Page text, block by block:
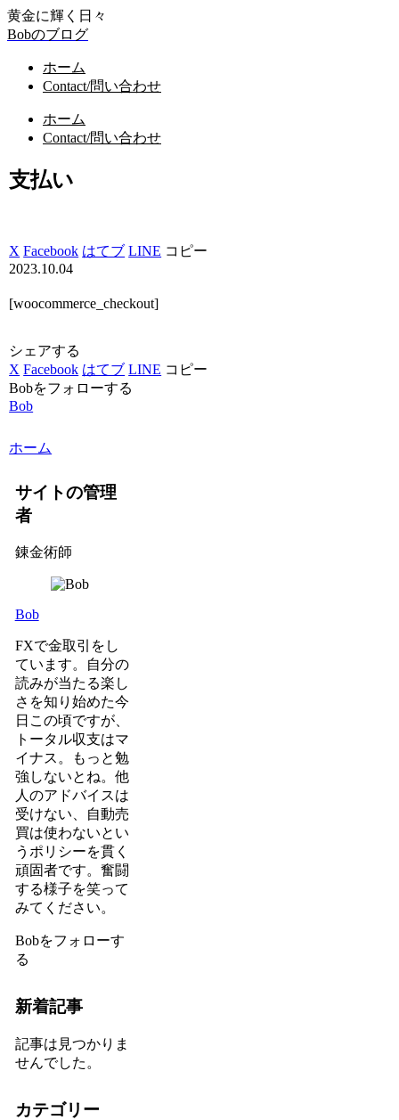
黄金に輝く日々
Bobのブログ
ホーム
Contact/問い合わせ
ホーム
Contact/問い合わせ
支払い
X Facebook はてブ LINE コピー
2023.10.04
[woocommerce_checkout]
シェアする
X Facebook はてブ LINE コピー
Bobをフォローする
Bob
ホーム
サイトの管理
者
錬金術師
Bob
FXで金取引をし
ています。自分の
読みが当たる楽し
さを知り始めた今
日この頃ですが、
トータル収支はマ
イナス。もっと勉
強しないとね。他
人のアドバイスは
受けない、自動売
買は使わないとい
うポリシーを貫く
頑固者です。奮闘
する様子を笑って
みてください。
Bobをフォローす
る
新着記事
記事は見つかりま
せんでした。
カテゴリー